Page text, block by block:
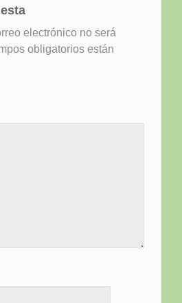
electrónico no será
obligatorios están